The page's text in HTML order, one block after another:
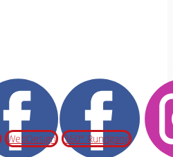
WebDesign 360° Rundgang